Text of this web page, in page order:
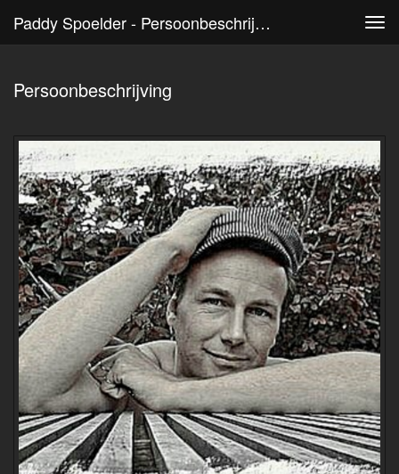
Paddy Spoelder - Persoonbeschrijving
Persoonbeschrijving